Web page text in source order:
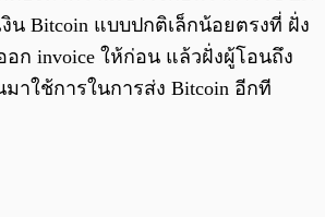
น Bitcoin แบบปกติเล็กน้อยตรงที่ ฝั่ง
ก invoice ให้ก่อน แล้วฝั่งผู้โอนถึง
มาใช้การในการส่ง Bitcoin อีกที